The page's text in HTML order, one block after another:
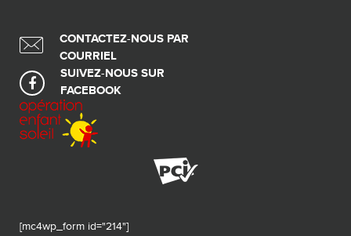
CONTACTEZ-NOUS PAR
COURRIEL
SUIVEZ-NOUS SUR
FACEBOOK
[mc4wp_form id="214"]